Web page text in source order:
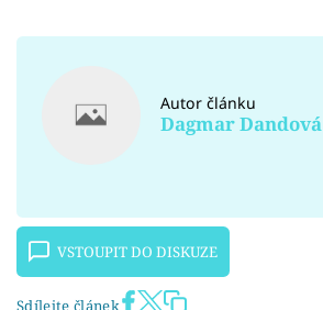
Autor článku
Dagmar Dandová
VSTOUPIT DO DISKUZE
Sdílejte článek